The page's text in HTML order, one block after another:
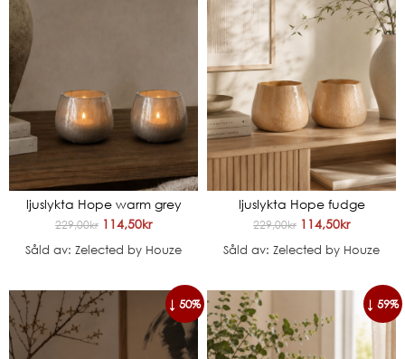
ljuslykta Hope warm grey
229,00kr 114,50kr
Såld av: Zelected by Houze
ljuslykta Hope fudge
229,00kr 114,50kr
Såld av: Zelected by Houze
↓ 50% ↓ 59%